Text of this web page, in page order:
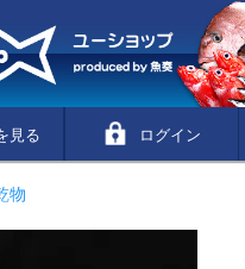
見る ログイン
物